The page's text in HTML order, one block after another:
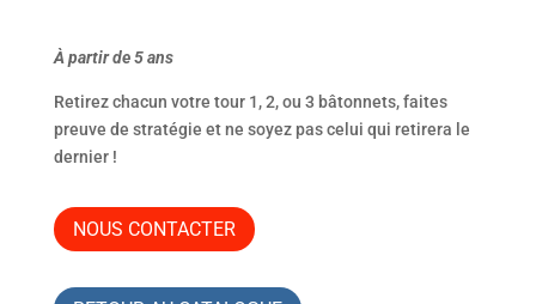
À partir de 5 ans
Retirez chacun votre tour 1, 2, ou 3 bâtonnets, faites
preuve de stratégie et ne soyez pas celui qui retirera le
dernier !
NOUS CONTACTER